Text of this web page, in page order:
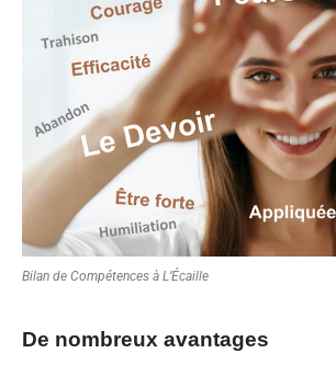
Bilan de Compétences à L’Écaille
De nombreux avantages